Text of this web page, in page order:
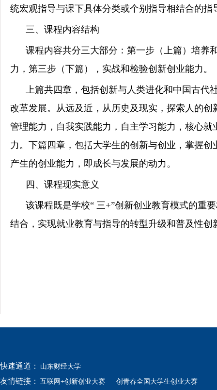
统宏观指导与课下具体分类或个别指导相结合的
三、课程内容结构
课程内容共分三大部分：第一步（上篇）培养
力，第三步（下篇），实战和检验创新创业能力。
上篇共四章，包括创新与人类进化和中国古
改革发展。从远及近，从历史及现实，探索人的
管理能力，自我实践能力，自主学习能力，核心
力。下篇四章，包括大学生的创新与创业，掌握
产生的创业能力，即成长与发展的动力。
四、课程现实意义
该课程既是学校“ 三+”创新创业教育模式的重
结合，实现就业教育与指导的转型升级和普及性创
快速通道： 山东财经大学
友情链接： 互联网+创新创业大赛 创青春全国大学生创业大赛